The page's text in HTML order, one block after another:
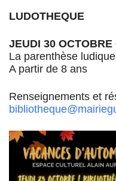
LUDOTHEQUE
JEUDI 30
La parenthèse
A partir de 8 ans
Renseignements et